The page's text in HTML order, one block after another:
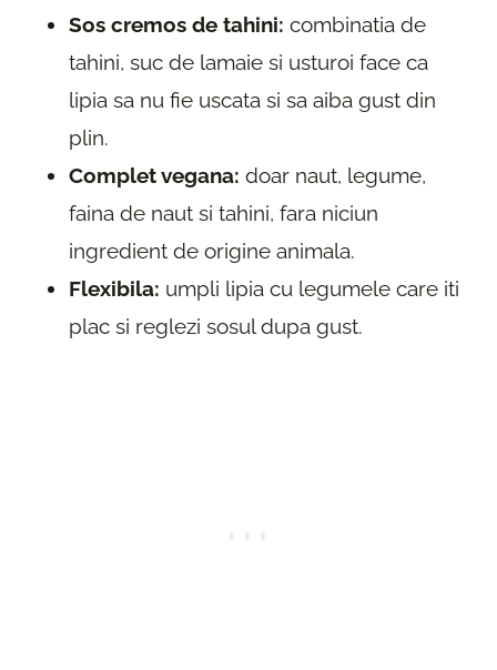
Sos cremos de tahini: combinatia de
tahini, suc de lamaie si usturoi face ca
lipia sa nu fie uscata si sa aiba gust din
plin.
Complet vegana: doar naut, legume,
faina de naut si tahini, fara niciun
ingredient de origine animala.
Flexibila: umpli lipia cu legumele care iti
plac si reglezi sosul dupa gust.